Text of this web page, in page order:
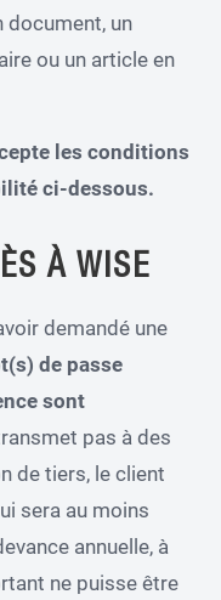
document, un
ou un article en
les conditions
ci-dessous.
À WISE
demandé une
de passe
sont
pas à des
de tiers, le client
sera au moins
annuelle, à
ne puisse être